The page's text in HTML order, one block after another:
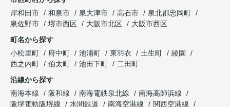
岸和田市
和泉市 泉大津市 高石市
泉北郡忠岡町
泉佐野市
堺市西区 大阪市北区
大阪市西区
町名から探す
小松里町
府中町 池浦町 東羽衣 土生町
綾園
西之内町
伯太町 池田下町
二田町
沿線から探す
南海本線
阪和線 南海電鉄泉北線
南海高師浜線
阪堺電軌阪堺線
水間鉄道 南海空港線
関西空港線